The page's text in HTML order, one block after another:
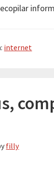
internet
filly